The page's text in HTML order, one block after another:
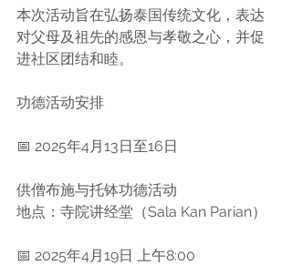
本次活动旨在弘扬泰国传统文化，表达
对父母及祖先的感恩与孝敬之心，并促
进社区团结和睦。
功德活动安排
📅 2025年4月13日至16日
供僧布施与托钵功德活动
地点：寺院讲经堂（Sala Kan Parian）
📅 2025年4月19日 上午8:00